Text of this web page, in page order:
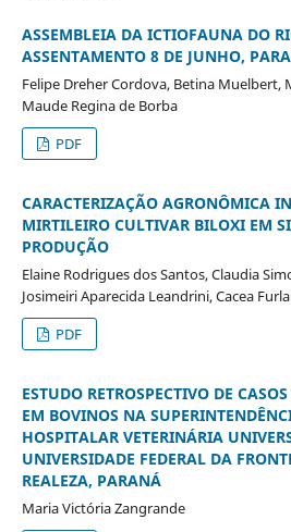
ASSEMBLEIA DA ICTIOFAUNA DO
ASSENTAMENTO 8 DE JUNHO,
Felipe Dreher Cordova, Betina Muelbert,
Maude Regina de Borba
PDF
CARACTERIZAÇÃO AGRONÔMICA
MIRTILEIRO CULTIVAR BILOXI EM
PRODUÇÃO
Elaine Rodrigues dos Santos, Claudia
Josimeiri Aparecida Leandrini, Cacea
PDF
ESTUDO RETROSPECTIVO DE
EM BOVINOS NA
HOSPITALAR VETERINÁRIA
UNIVERSIDADE FEDERAL DA
REALEZA, PARANÁ
Maria Victória Zangrande